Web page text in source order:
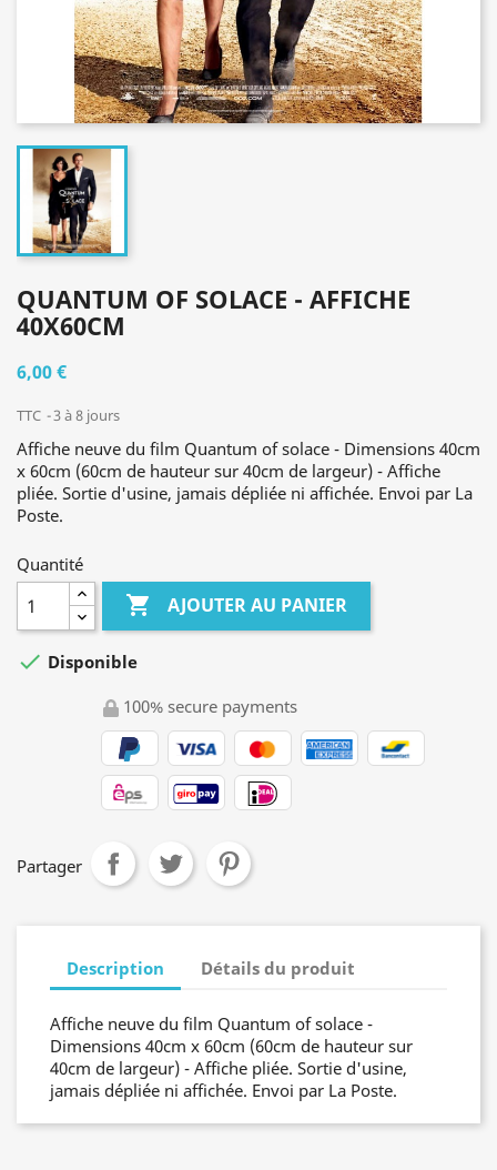
QUANTUM OF SOLACE - AFFICHE
40X60CM
6,00 €
TTC 3 à 8 jours
Affiche neuve du film Quantum of solace - Dimensions 40cm
x 60cm (60cm de hauteur sur 40cm de largeur) - Affiche
pliée. Sortie d'usine, jamais dépliée ni affichée. Envoi par La
Poste.
Quantité
 AJOUTER AU PANIER
 Disponible
100% secure payments
Partager
Description Détails du produit
Affiche neuve du film Quantum of solace -
Dimensions 40cm x 60cm (60cm de hauteur sur
40cm de largeur) - Affiche pliée. Sortie d'usine,
jamais dépliée ni affichée. Envoi par La Poste.